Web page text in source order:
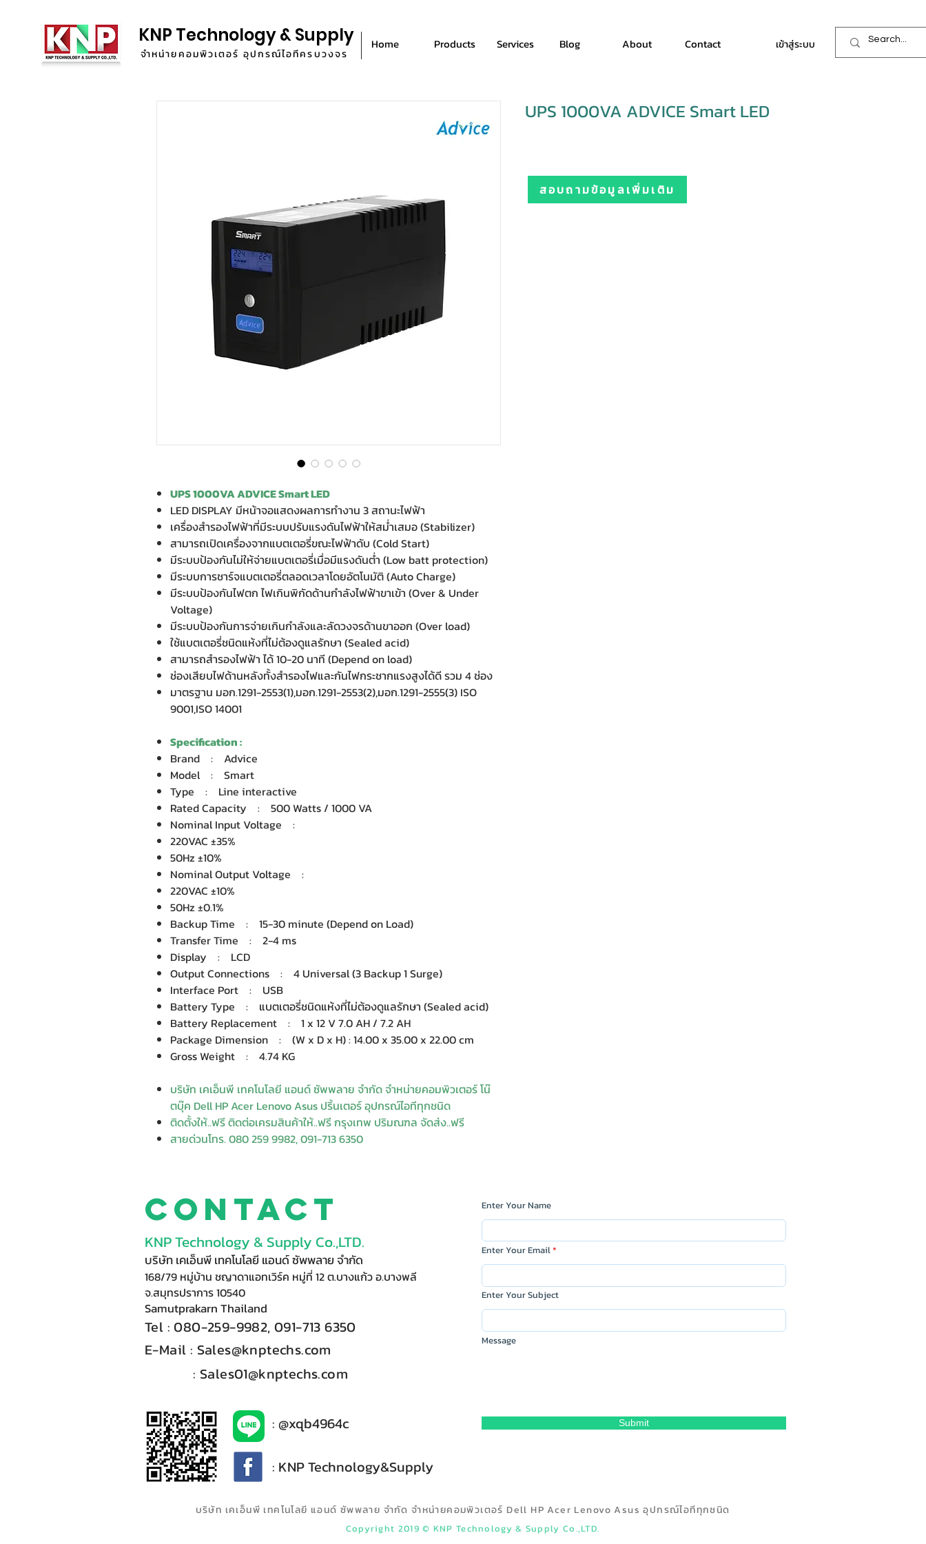
KNP Technology & Supply
จำหน่ายคอมพิวเตอร์ อุปกรณ์ไอทีครบวงจร
Home Products Services Blog About Contact เข้าสู่ระบบ
UPS 1000VA ADVICE Smart LED
LED DISPLAY มีหน้าจอแสดงผลการทํางาน 3 สถานะไฟฟ้า
เครื่องสํารองไฟฟ้าที่มีระบบปรับแรงดันไฟฟ้าให้สมํ่าเสมอ (Stabilizer)
สามารถเปิดเครื่องจากแบตเตอรี่ขณะไฟฟ้าดับ (Cold Start)
มีระบบป้องกันไม่ให้จ่ายแบตเตอรี่เมื่อมีแรงดันตํ่า (Low batt protection)
มีระบบการชาร์จแบตเตอรี่ตลอดเวลาโดยอัตโนมัติ (Auto Charge)
มีระบบป้องกันไฟตก ไฟเกินพิกัดด้านกําลังไฟฟ้าขาเข้า (Over & Under
Voltage)
มีระบบป้องกันการจ่ายเกินกําลังและลัดวงจรด้านขาออก (Over load)
ใช้แบตเตอรี่ชนิดแห้งที่ไม่ต้องดูแลรักษา (Sealed acid)
สามารถสํารองไฟฟ้า ได้ 10-20 นาที (Depend on load)
ช่องเสียบไฟด้านหลังทั้งสํารองไฟและกันไฟกระชากแรงสูงได้ดี รวม 4 ช่อง
มาตรฐาน มอก.1291-2553(1),มอก.1291-2553(2),มอก.1291-2555(3) ISO
9001,ISO 14001
Specification :
Brand : Advice
Model : Smart
Type : Line interactive
Rated Capacity : 500 Watts / 1000 VA
Nominal Input Voltage :
220VAC ±35%
50Hz ±10%
Nominal Output Voltage :
220VAC ±10%
50Hz ±0.1%
Backup Time : 15-30 minute (Depend on Load)
Transfer Time : 2-4 ms
Display : LCD
Output Connections : 4 Universal (3 Backup 1 Surge)
Interface Port : USB
Battery Type : แบตเตอรี่ชนิดแห้งที่ไม่ต้องดูแลรักษา (Sealed acid)
Battery Replacement : 1 x 12 V 7.0 AH / 7.2 AH
Package Dimension : (W x D x H) : 14.00 x 35.00 x 22.00 cm
Gross Weight : 4.74 KG
บริษัท เคเอ็นพี เทคโนโลยี แอนด์ ซัพพลาย จำกัด จำหน่ายคอมพิวเตอร์ โน๊
ตบุ๊ค Dell HP Acer Lenovo Asus ปริ้นเตอร์ อุปกรณ์ไอทีทุกชนิด
ติดตั้งให้..ฟรี ติดต่อเครมสินค้าให้..ฟรี กรุงเทพ ปริมณฑล จัดส่ง..ฟรี
สายด่วนโทร. 080 259 9982, 091-713 6350
UPS 1000VA ADVICE Smart LED
สอบถามข้อมูลเพิ่มเติม
Contact
KNP Technology & Supply Co.,LTD.
บริษัท เคเอ็นพี เทคโนโลยี แอนด์ ซัพพลาย จำกัด
168/79 หมู่บ้าน ชญาดาแอทเวิร์ค หมู่ที่ 12 ต.บางแก้ว อ.บางพลี
จ.สมุทรปราการ 10540
Samutprakarn Thailand
Tel : 080-259-9982, 091-713 6350
E-Mail :​ Sales@knptechs.com
: Sales01@knptechs.com
Enter Your Name
Enter Your Email
Enter Your Subject
Message
Submit
: KNP Technology&Supply
: @xqb4964c
บริษัท เคเอ็นพี เทคโนโลยี แอนด์ ซัพพลาย จำกัด จำหน่ายคอมพิวเตอร์ Dell HP Acer Lenovo Asus อุปกรณ์ไอทีทุกชนิด
Copyright 2019 © KNP Technology & Supply Co.,LTD.